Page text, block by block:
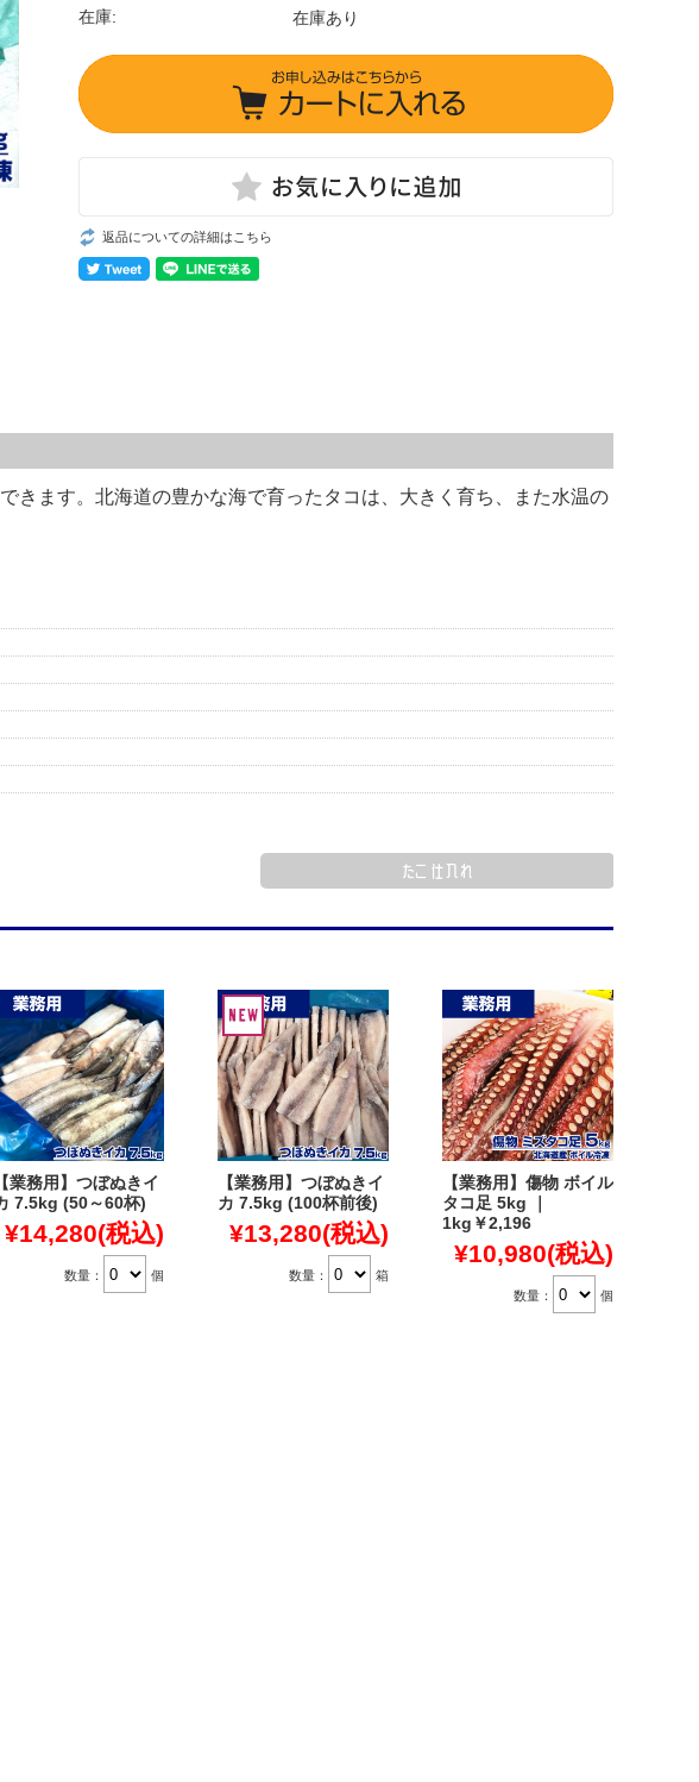
在庫: 在庫あり
返品についての詳細はこちら
きます。北海道の豊かな海で育ったタコは、大きく育ち、また水温の
たこ 仕入れ
【業務用】つぼぬきイ
7.5kg (50～60杯)
¥14,280(税込)
数量： 個
【業務用】つぼぬきイ
カ 7.5kg (100杯前後)
¥13,280(税込)
数量： 箱
【業務用】傷物 ボイル
タコ足 5kg ｜
1kg￥2,196
¥10,980(税込)
数量： 個